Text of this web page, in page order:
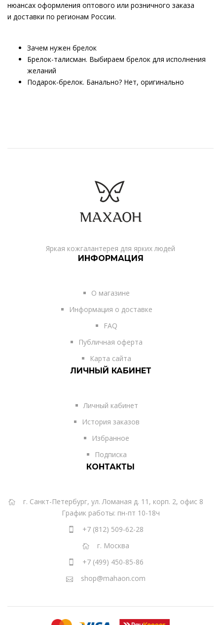
нюансах оформления оптового или розничного заказа
и доставки по регионам России.
Зачем нужен брелок
Брелок-талисман. Выбираем брелок для исполнения
желаний
Подарок-брелок. Банально? Нет, оригинально
Яркая кожгалантерея для ярких людей
ИНФОРМАЦИЯ
О магазине
Информация о доставке
FAQ
Публичная оферта
Карта сайта
ЛИЧНЫЙ КАБИНЕТ
Личный кабинет
История заказов
Избранное
Подписка
КОНТАКТЫ
г. Санкт-Петербург, ул. Ломаная д. 11, корп. 2, офис 8
График работы: пн-пт 10-18ч
+7 (812) 509-62-28
г. Москва
+7 (499) 450-85-86
shop@mahaon.com